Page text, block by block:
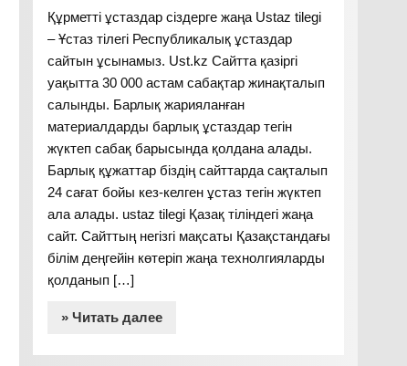
Құрметті ұстаздар сіздерге жаңа Ustaz tilegi
– Ұстаз тілегі Республикалық ұстаздар
сайтын ұсынамыз. Ust.kz Сайтта қазіргі
уақытта 30 000 астам сабақтар жинақталып
салынды. Барлық жарияланған
материалдарды барлық ұстаздар тегін
жүктеп сабақ барысында қолдана алады.
Барлық құжаттар біздің сайттарда сақталып
24 сағат бойы кез-келген ұстаз тегін жүктеп
ала алады. ustaz tilegi Қазақ тіліндегі жаңа
сайт. Сайттың негізгі мақсаты Қазақстандағы
білім деңгейін көтеріп жаңа технолгияларды
қолданып […]
» Читать далее